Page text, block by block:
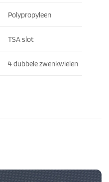
Polypropyleen
TSA slot
4 dubbele zwenkwielen